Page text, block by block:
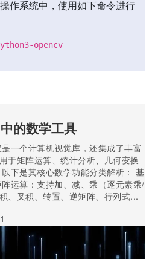
作系统中，使用如下命令进行
opencv
的数学工具
一个计算机视觉库，还集成了丰富
于矩阵运算、统计分析、几何变换
下是其核心数学功能分类解析： 基
运算：支持加、减、乘（逐元素乘/
、叉积、转置、逆矩阵、行列式...